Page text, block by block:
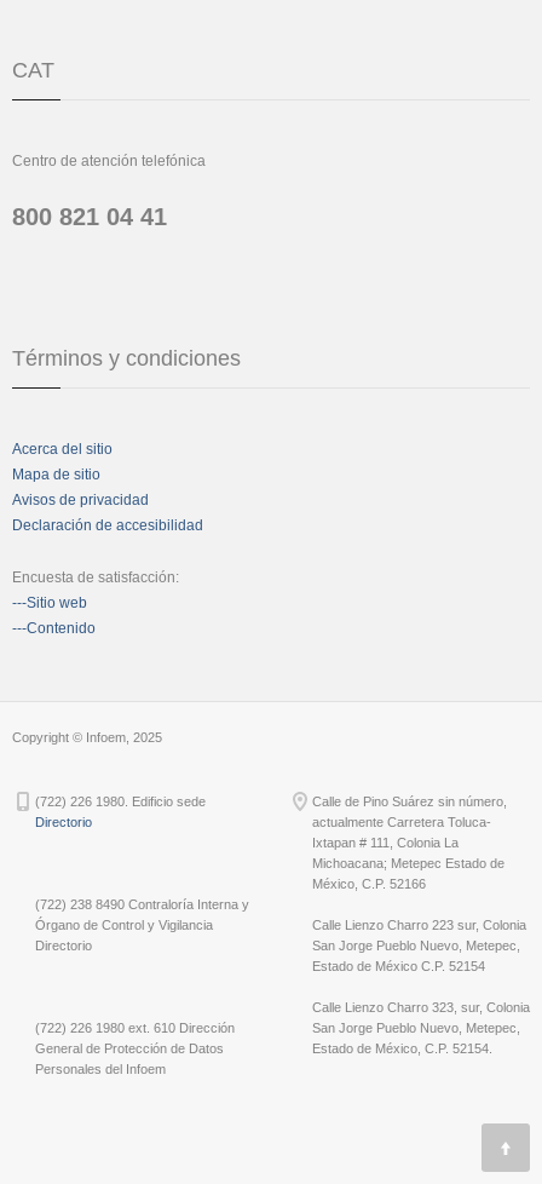
CAT
Centro de atención telefónica
800 821 04 41
Términos y condiciones
Acerca del sitio
Mapa de sitio
Avisos de privacidad
Declaración de accesibilidad
Encuesta de satisfacción:
---Sitio web
---Contenido
Copyright © Infoem, 2025
(722) 226 1980. Edificio sede
Directorio
(722) 238 8490 Contraloría Interna y
Órgano de Control y Vigilancia
Directorio
(722) 226 1980 ext. 610 Dirección
General de Protección de Datos
Personales del Infoem
Calle de Pino Suárez sin número,
actualmente Carretera Toluca-
Ixtapan # 111, Colonia La
Michoacana; Metepec Estado de
México, C.P. 52166
Calle Lienzo Charro 223 sur, Colonia
San Jorge Pueblo Nuevo, Metepec,
Estado de México C.P. 52154
Calle Lienzo Charro 323, sur, Colonia
San Jorge Pueblo Nuevo, Metepec,
Estado de México, C.P. 52154.